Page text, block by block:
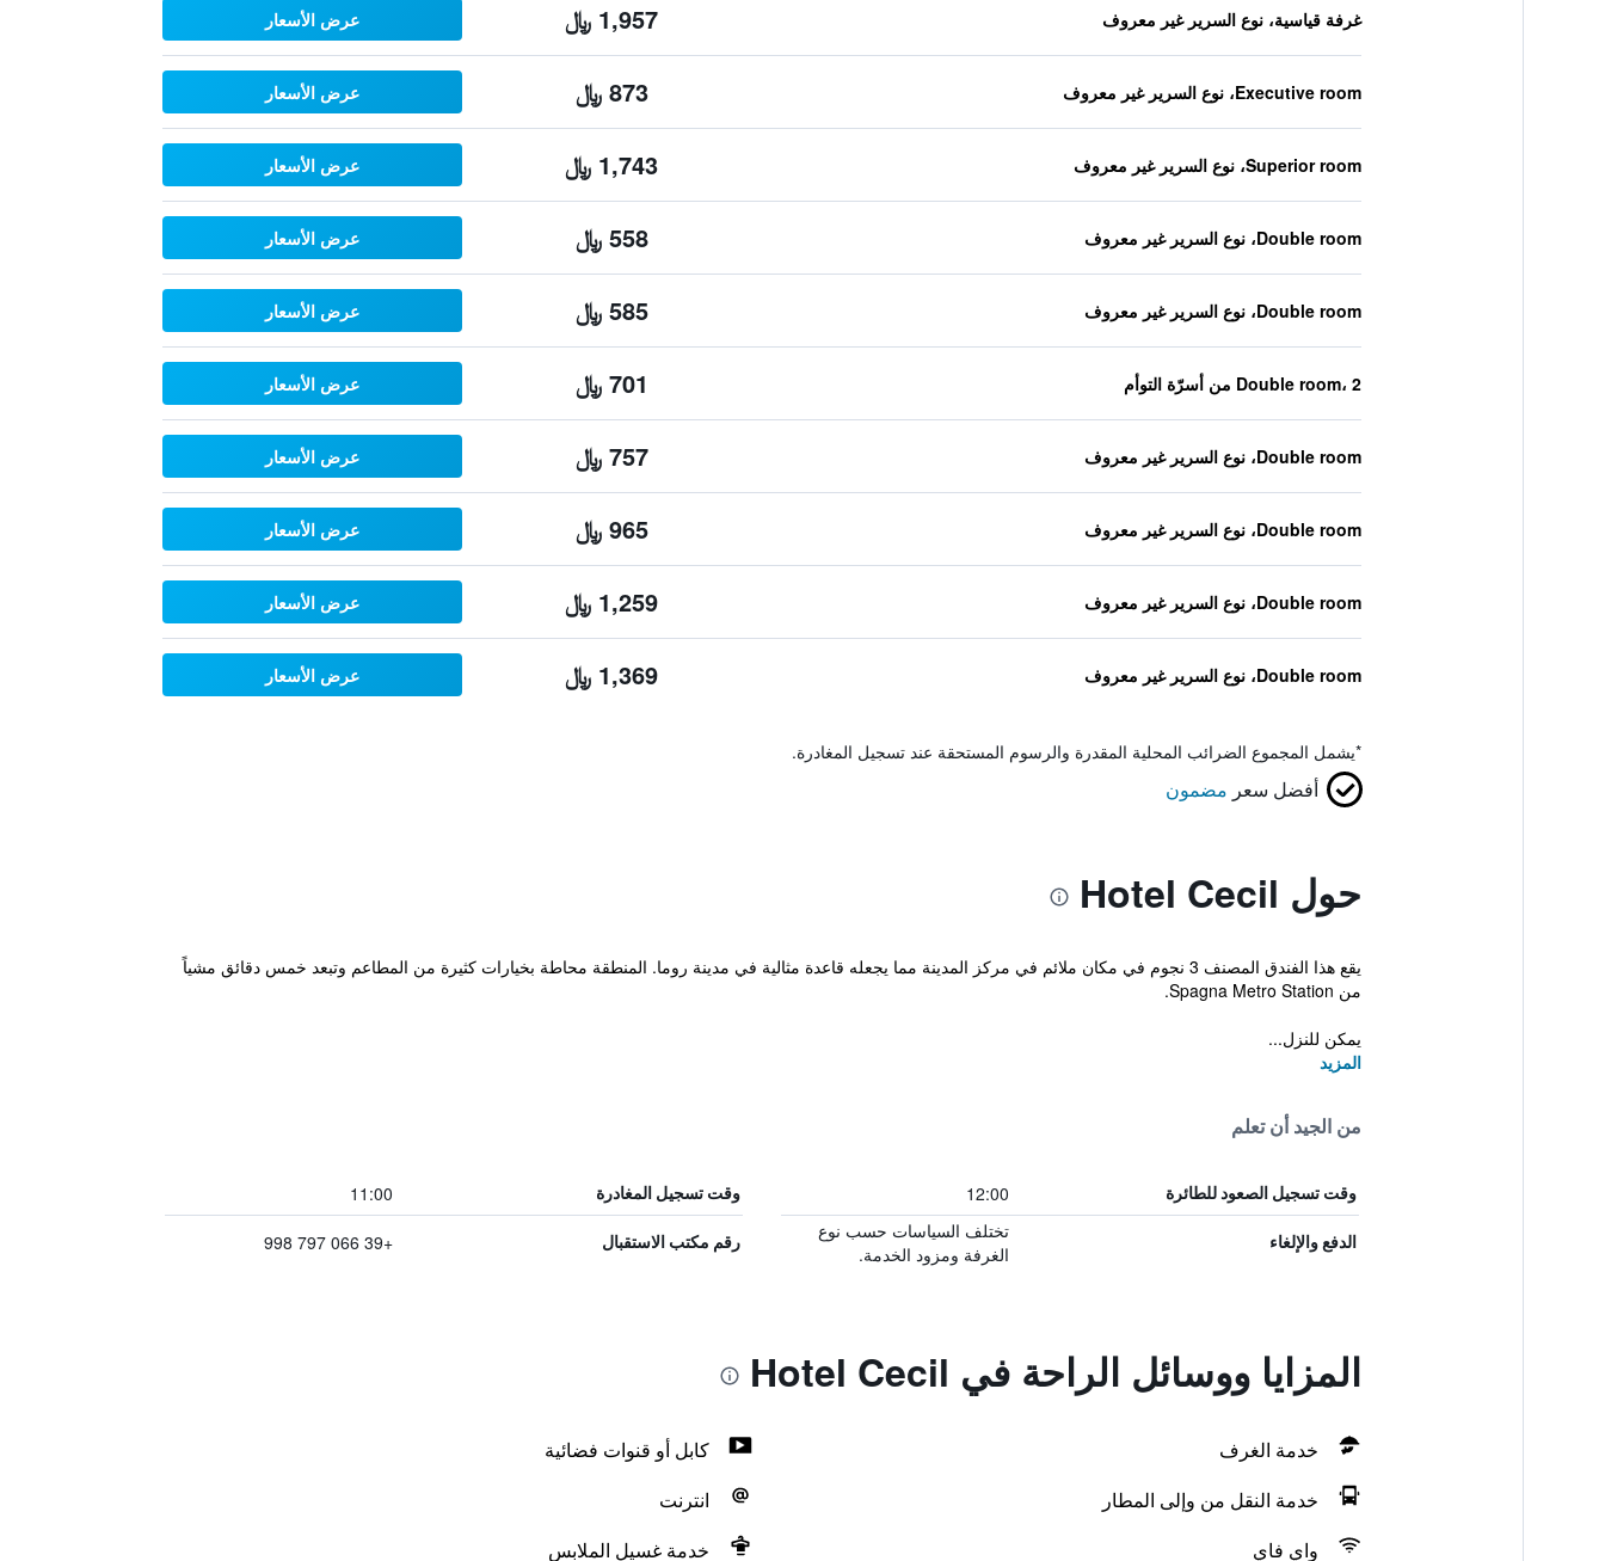
غرفة قياسية، نوع السرير غير معروف 1,957 ﷼ عرض الأسعار
Executive room، نوع السرير غير معروف 873 ﷼ عرض الأسعار
Superior room، نوع السرير غير معروف 1,743 ﷼ عرض الأسعار
Double room، نوع السرير غير معروف 558 ﷼ عرض الأسعار
Double room، نوع السرير غير معروف 585 ﷼ عرض الأسعار
Double room، 2 من أسرّة التوأم 701 ﷼ عرض الأسعار
Double room، نوع السرير غير معروف 757 ﷼ عرض الأسعار
Double room، نوع السرير غير معروف 965 ﷼ عرض الأسعار
Double room، نوع السرير غير معروف 1,259 ﷼ عرض الأسعار
Double room، نوع السرير غير معروف 1,369 ﷼ عرض الأسعار
*يشمل المجموع الضرائب المحلية المقدرة والرسوم المستحقة عند تسجيل المغادرة.
أفضل سعر مضمون
حول Hotel Cecil
يقع هذا الفندق المصنف 3 نجوم في مكان ملائم في مركز المدينة مما يجعله قاعدة مثالية في مدينة روما. المنطقة محاطة بخيارات كثيرة من المطاعم وتبعد خمس دقائق مشياً
من Spagna Metro Station.
يمكن للنزل...
المزيد
من الجيد أن تعلم
وقت تسجيل الصعود للطائرة 12:00 وقت تسجيل المغادرة 11:00
الدفع والإلغاء
تختلف السياسات حسب نوع
الغرفة ومزود الخدمة.
رقم مكتب الاستقبال +39 066 797 998
المزايا ووسائل الراحة في Hotel Cecil
خدمة الغرف
كابل أو قنوات فضائية
خدمة النقل من وإلى المطار
انترنت
واي فاي
خدمة غسيل الملابس